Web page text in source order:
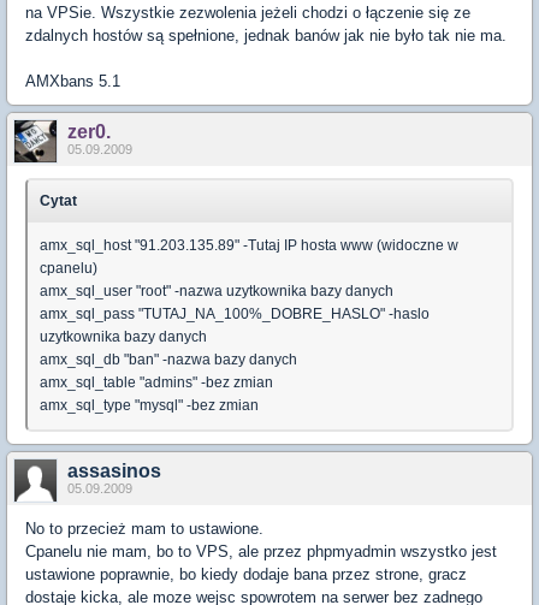
na VPSie. Wszystkie zezwolenia jeżeli chodzi o łączenie się ze
zdalnych hostów są spełnione, jednak banów jak nie było tak nie ma.
AMXbans 5.1
zer0.
05.09.2009
Cytat
amx_sql_host "91.203.135.89" -Tutaj IP hosta www (widoczne w
cpanelu)
amx_sql_user "root" -nazwa uzytkownika bazy danych
amx_sql_pass "TUTAJ_NA_100%_DOBRE_HASLO" -haslo
uzytkownika bazy danych
amx_sql_db "ban" -nazwa bazy danych
amx_sql_table "admins" -bez zmian
amx_sql_type "mysql" -bez zmian
assasinos
05.09.2009
No to przecież mam to ustawione.
Cpanelu nie mam, bo to VPS, ale przez phpmyadmin wszystko jest
ustawione poprawnie, bo kiedy dodaje bana przez strone, gracz
dostaje kicka, ale moze wejsc spowrotem na serwer bez zadnego